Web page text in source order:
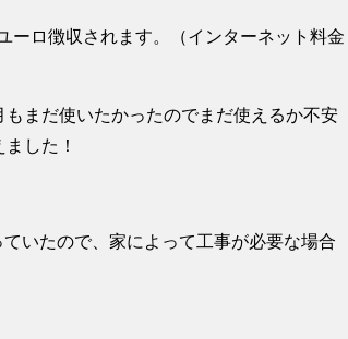
ーロ徴収されます。（インターネット料金
まだ使いたかったのでまだ使えるか不安
した！
いたので、家によって工事が必要な場合